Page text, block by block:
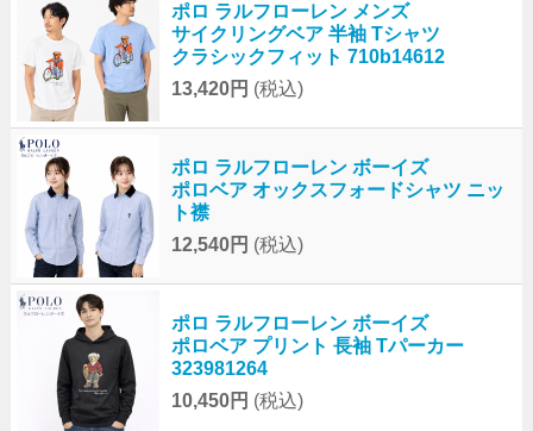
ポロ ラルフローレン メンズ
サイクリングベア 半袖 Tシャツ
クラシックフィット 710b14612
13,420円 (税込)
ポロ ラルフローレン ボーイズ
ポロベア オックスフォードシャツ ニッ
ト襟
12,540円 (税込)
ポロ ラルフローレン ボーイズ
ポロベア プリント 長袖 Tパーカー
323981264
10,450円 (税込)